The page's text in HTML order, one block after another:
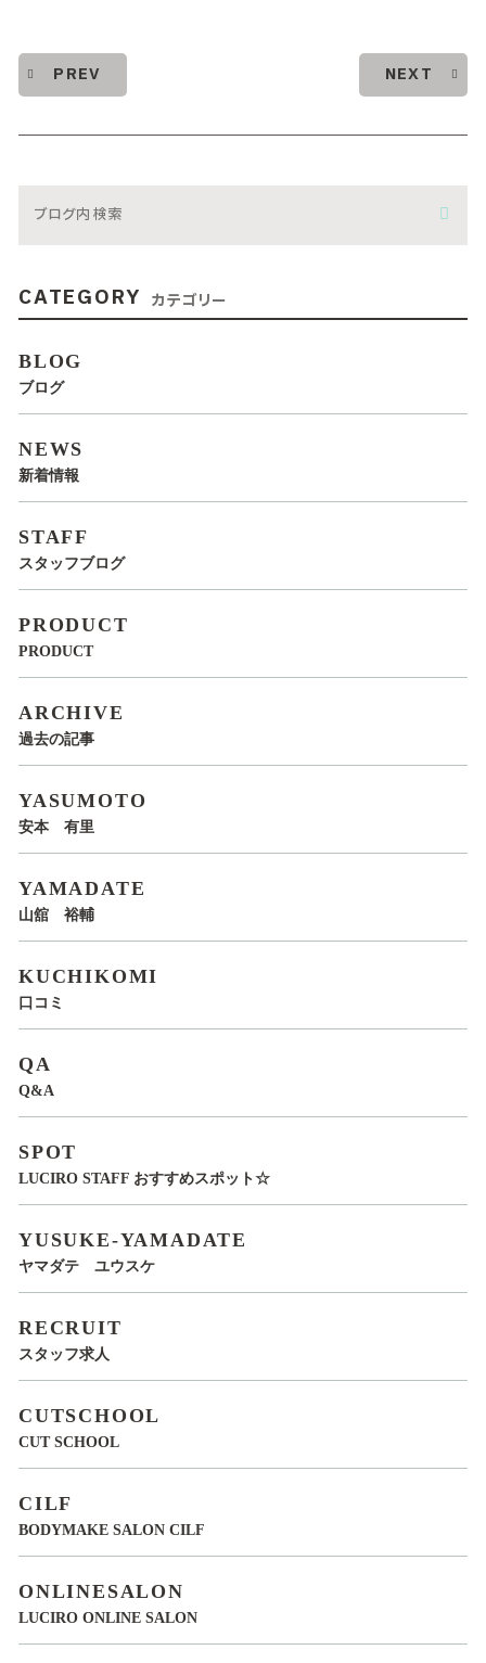
PREV NEXT
CATEGORY カテゴリー
BLOG
ブログ
NEWS
新着情報
STAFF
スタッフブログ
PRODUCT
PRODUCT
ARCHIVE
過去の記事
YASUMOTO
安本 有里
YAMADATE
山舘 裕輔
KUCHIKOMI
口コミ
QA
Q&A
SPOT
LUCIRO STAFF おすすめスポット☆
YUSUKE-YAMADATE
ヤマダテ ユウスケ
RECRUIT
スタッフ求人
CUTSCHOOL
CUT SCHOOL
CILF
BODYMAKE SALON CILF
ONLINESALON
LUCIRO ONLINE SALON